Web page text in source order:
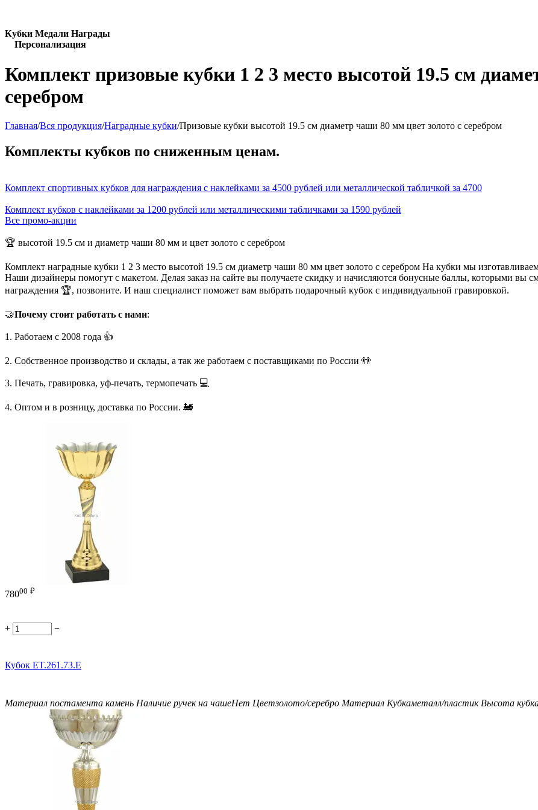
Кубки Медали Награды
Персонализация
Комплект призовые кубки 1 2 3 место высотой 19.5 см
серебром
Главная/Вся продукция/Наградные кубки/Призовые кубки высотой 19.5 см диаметр чаши 80 мм цвет золото с серебром
Комплекты кубков по сниженным ценам.
Комплект спортивных кубков для награждения с наклейками за 4500 рублей или металлической табличкой за 4700
Комплект кубков с наклейками за 1200 рублей или металлическими табличками за 1590 рублей
Все промо-акции
🏆 высотой 19.5 см и диаметр чаши 80 мм и цвет золото с серебром
Комплект наградные кубки 1 2 3 место высотой 19.5 см диаметр чаши 80 мм цвет золото с серебром На кубки мы
Наши дизайнеры помогут с макетом. Делая заказ на сайте вы получаете скидку и начисляются бонусные баллы, которыми вы
награждения 🏆, позвоните. И наш специалист поможет вам выбрать подарочный кубок с индивидуальной гравировкой.
🤝Почему стоит работать с нами:
1. Работаем с 2008 года 👍
2. Собственное производство и склады, а так же работаем с поставщиками по России 👬
3. Печать, гравировка, уф-печать, термопечать 💻
4. Оптом и в розницу, доставка по России. 🚂
78000 ₽
+ −
Кубок ET.261.73.E
Материал постамента камень Наличие ручек на чашеНет Цветзолото/серебро Материал Кубкаметалл/пластик Высота